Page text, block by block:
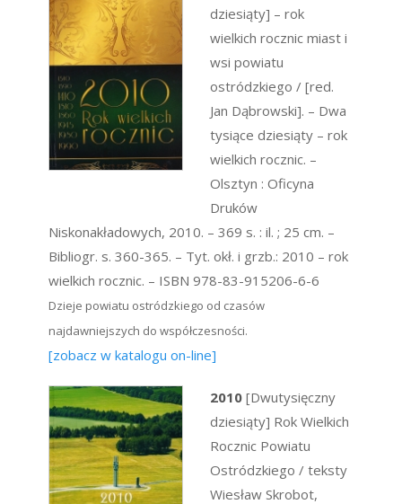
dziesiąty] – rok
wielkich rocznic miast i
wsi powiatu
ostródzkiego / [red.
Jan Dąbrowski]. – Dwa
tysiące dziesiąty – rok
wielkich rocznic. –
Olsztyn : Oficyna
Druków
Niskonakładowych, 2010. – 369 s. : il. ; 25 cm. –
Bibliogr. s. 360-365. – Tyt. okł. i grzb.: 2010 – rok
wielkich rocznic. – ISBN 978-83-915206-6-6
Dzieje powiatu ostródzkiego od czasów
najdawniejszych do współczesności.
[zobacz w katalogu on-line]
2010 [Dwutysięczny
dziesiąty] Rok Wielkich
Rocznic Powiatu
Ostródzkiego / teksty
Wiesław Skrobot,